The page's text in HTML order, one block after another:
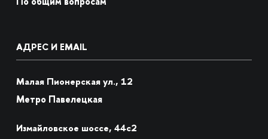
АДРЕС И EMAIL
Малая Пионерская ул., 12
Метро Павелецкая
Измайловское шоссе, 44с2